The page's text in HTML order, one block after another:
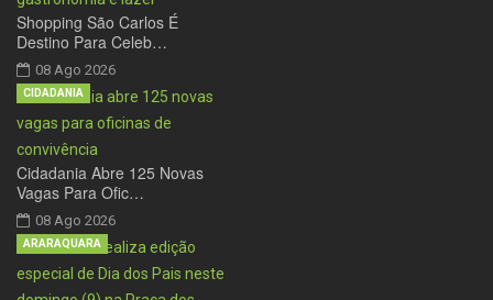
Shopping São Carlos É
Destino Para Celeb…
08 Ago 2026
Cidadania Abre 125 Novas
Vagas Para Ofic…
08 Ago 2026
CIDADANIA
ARARAQUARA